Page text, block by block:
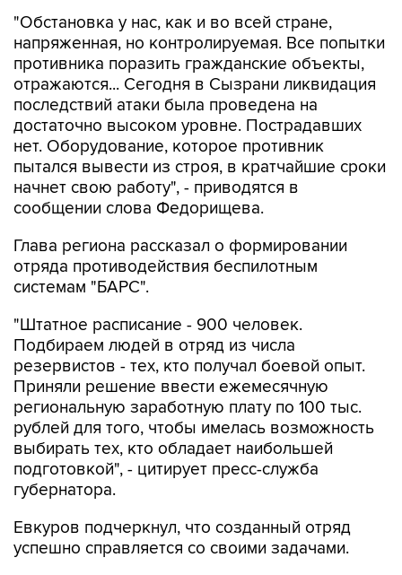
"Обстановка у нас, как и во всей стране,
напряженная, но контролируемая. Все попытки
противника поразить гражданские объекты,
отражаются... Сегодня в Сызрани ликвидация
последствий атаки была проведена на
достаточно высоком уровне. Пострадавших
нет. Оборудование, которое противник
пытался вывести из строя, в кратчайшие сроки
начнет свою работу", - приводятся в
сообщении слова Федорищева.
Глава региона рассказал о формировании
отряда противодействия беспилотным
системам "БАРС".
"Штатное расписание - 900 человек.
Подбираем людей в отряд из числа
резервистов - тех, кто получал боевой опыт.
Приняли решение ввести ежемесячную
региональную заработную плату по 100 тыс.
рублей для того, чтобы имелась возможность
выбирать тех, кто обладает наибольшей
подготовкой", - цитирует пресс-служба
губернатора.
Евкуров подчеркнул, что созданный отряд
успешно справляется со своими задачами.